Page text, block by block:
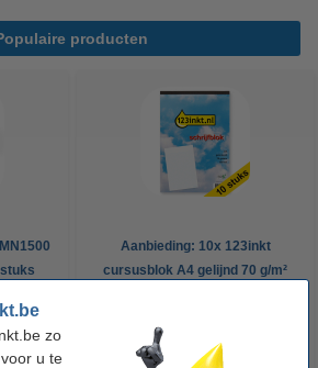
zo
u te
producten
Aanbieding: 10x 123inkt
cursusblok A4 gelijnd 70 g/m²
€ 26,55